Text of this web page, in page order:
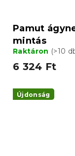
Pamut
mintás
Raktáron (>10
6 324 Ft
Újdonság